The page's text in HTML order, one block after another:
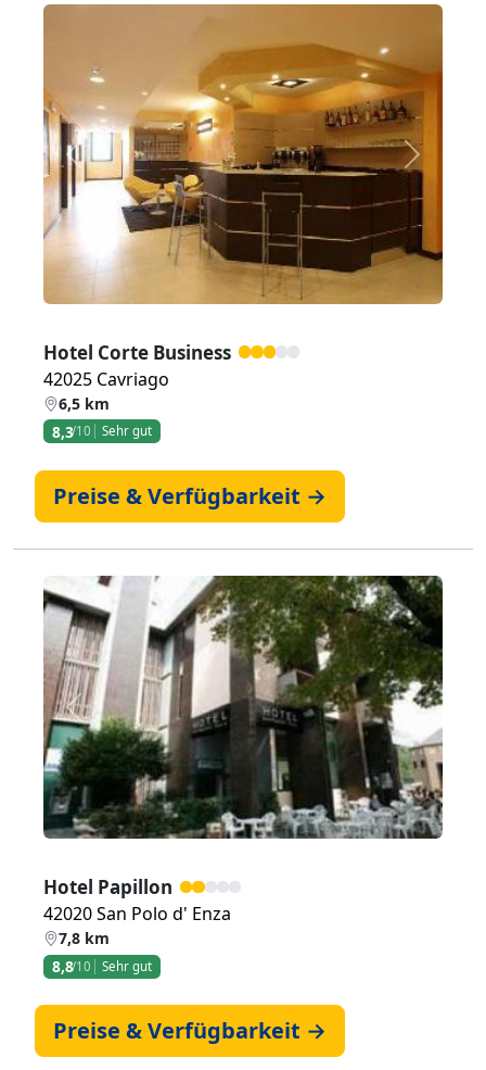
Zurück Weiter
Hotel Corte Business
42025 Cavriago
6,5 km
8,3/10 Sehr gut
Preise & Verfügbarkeit →
Zurück
Hotel Papillon
42020 San Polo d' Enza
7,8 km
8,8/10 Sehr gut
Preise & Verfügbarkeit →